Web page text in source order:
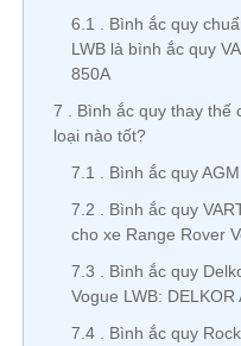
6.1
Bình ắc quy
LWB là bình ắc quy
850A
7
Bình ắc quy thay thế
loại nào tốt?
7.1
Bình ắc quy
7.2
Bình ắc quy
cho xe Range Rover
7.3
Bình ắc quy
Vogue LWB:
7.4
Bình ắc quy